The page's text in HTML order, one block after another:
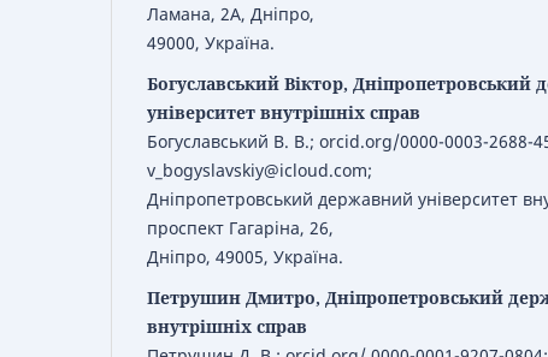
Ламана, 2А, Дніпро,
49000, Україна.
Богуславський Віктор, Дніпропетровський
університет внутрішніх справ
Богуславський В. В.; orcid.org/0000-0003-2688-
v_bogyslavskiy@icloud.com;
Дніпропетровський державний університет
проспект Гагаріна, 26,
Дніпро, 49005, Україна.
Петрушин Дмитро, Дніпропетровський
внутрішніх справ